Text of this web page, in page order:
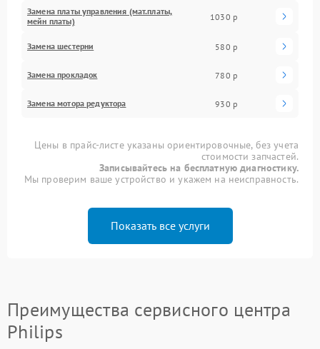
Замена платы управления (мат.платы,
мейн платы)
1030 р
Замена шестерни 580 р
Замена прокладок 780 р
Замена мотора редуктора 930 р
Цены в прайс-листе указаны ориентировочные, без учета
стоимости запчастей.
Записывайтесь на бесплатную диагностику.
Мы проверим ваше устройство и укажем на неисправность.
Показать все услуги
Преимущества сервисного центра
Philips